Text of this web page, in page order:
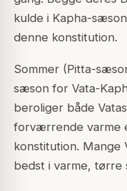
kulde i Kapha-
denne konstitution.
Sommer (Pitta-
sæson for Vata-
beroliger både
forværrende varme
konstitution. Mange
bedst i varme, tørre